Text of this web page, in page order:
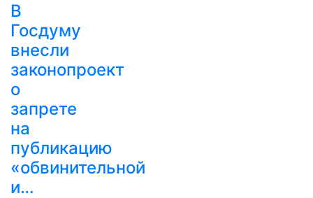
В
Госдуму
внесли
законопроект
о
запрете
на
публикацию
«обвинительной
и…